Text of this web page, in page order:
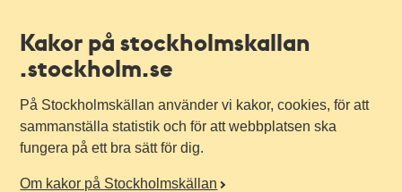
Kakor på stockholmskallan
.stockholm.se
På Stockholmskällan använder vi kakor, cookies, för att
sammanställa statistik och för att webbplatsen ska
fungera på ett bra sätt för dig.
Om kakor på Stockholmskällan